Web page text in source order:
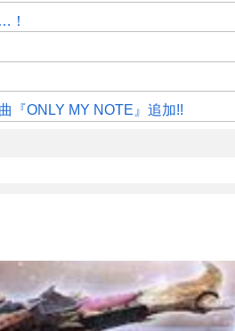
！
『ONLY MY NOTE』追加!!